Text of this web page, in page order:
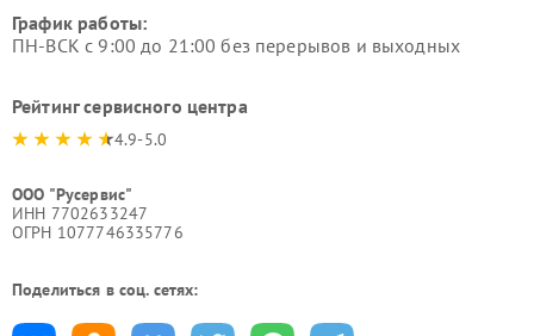
График работы:
ПН-ВСК с 9:00 до 21:00 без перерывов и выходных
Рейтинг сервисного центра
4.9-5.0
ООО "Русервис"
ИНН 7702633247
ОГРН 1077746335776
Поделиться в соц. сетях: